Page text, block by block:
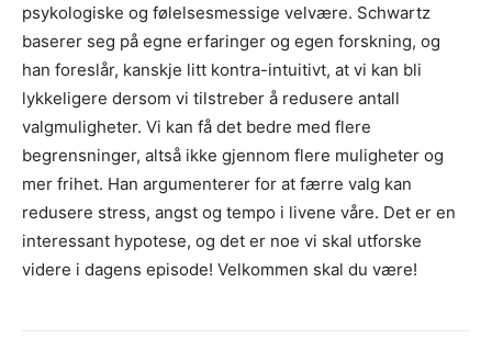
psykologiske og følelsesmessige velvære. Schwartz
baserer seg på egne erfaringer og egen forskning, og
han foreslår, kanskje litt kontra-intuitivt, at vi kan bli
lykkeligere dersom vi tilstreber å redusere antall
valgmuligheter. Vi kan få det bedre med flere
begrensninger, altså ikke gjennom flere muligheter og
mer frihet. Han argumenterer for at færre valg kan
redusere stress, angst og tempo i livene våre. Det er en
interessant hypotese, og det er noe vi skal utforske
videre i dagens episode! Velkommen skal du være!